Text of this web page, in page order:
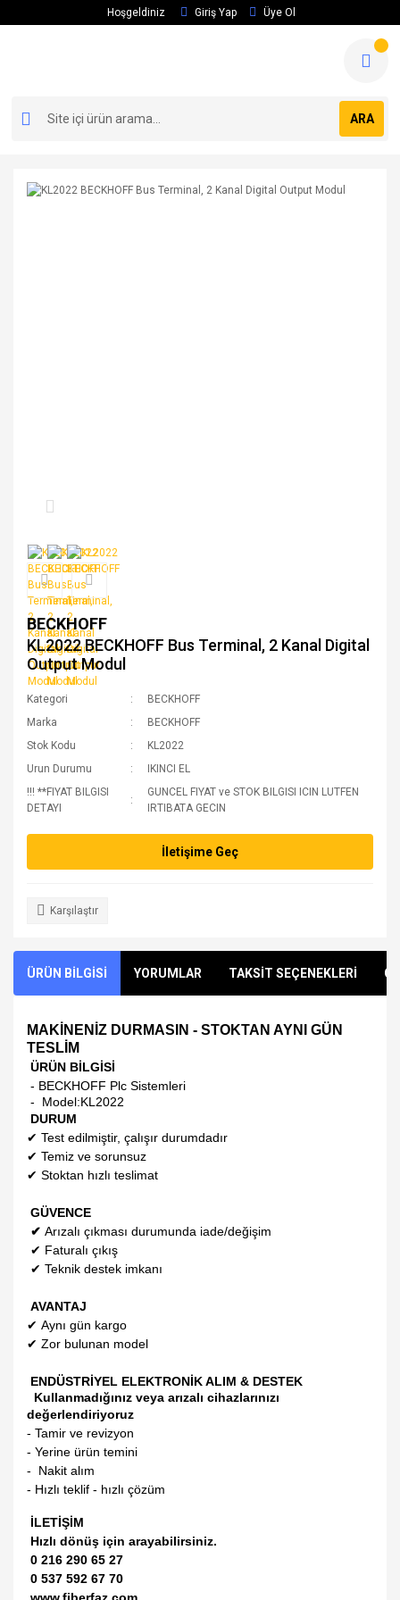
Hoşgeldiniz Giriş Yap Üye Ol
ARA
BECKHOFF
KL2022 BECKHOFF Bus Terminal, 2 Kanal Digital
Output Modul
Kategori
BECKHOFF
Marka
BECKHOFF
Stok Kodu
KL2022
Urun Durumu
IKINCI EL
!!! **FIYAT BILGISI
DETAYI
GUNCEL FIYAT ve STOK BILGISI ICIN LUTFEN
IRTIBATA GECIN
İletişime Geç
Karşılaştır
ÜRÜN BİLGİSİ YORUMLAR TAKSİT SEÇENEKLERİ
MAKİNENİZ DURMASIN - STOKTAN AYNI GÜN
TESLİM
ÜRÜN BİLGİSİ
- BECKHOFF Plc Sistemleri
- Model:KL2022
DURUM
✔ Test edilmiştir, çalışır durumdadır
✔ Temiz ve sorunsuz
✔ Stoktan hızlı teslimat
GÜVENCE
✔ Arızalı çıkması durumunda iade/değişim
✔ Faturalı çıkış
✔ Teknik destek imkanı
AVANTAJ
✔ Aynı gün kargo
✔ Zor bulunan model
ENDÜSTRİYEL ELEKTRONİK ALIM & DESTEK
Kullanmadığınız veya arızalı cihazlarınızı
değerlendiriyoruz
- Tamir ve revizyon
- Yerine ürün temini
- Nakit alım
- Hızlı teklif - hızlı çözüm
İLETİŞİM
Hızlı dönüş için arayabilirsiniz.
0 216 290 65 27
0 537 592 67 70